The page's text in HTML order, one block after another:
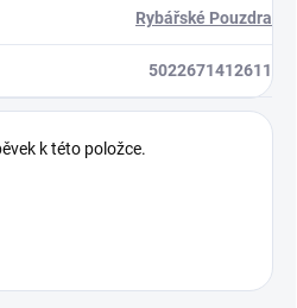
Rybářské Pouzdra
5022671412611
k této položce.